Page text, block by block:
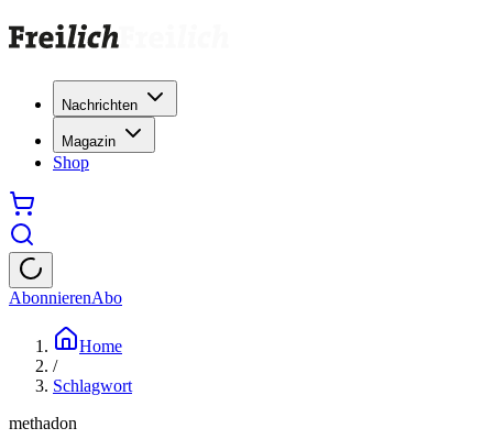
Nachrichten
Magazin
Shop
AbonnierenAbo
Home
/
Schlagwort
methadon